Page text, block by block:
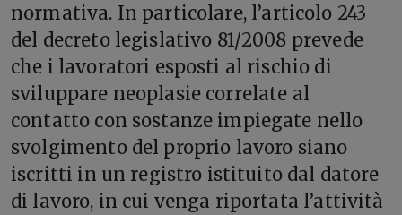
normativa. In particolare, l’articolo 243
del decreto legislativo 81/2008 prevede
che i lavoratori esposti al rischio di
sviluppare neoplasie correlate al
contatto con sostanze impiegate nello
svolgimento del proprio lavoro siano
iscritti in un registro istituito dal datore
di lavoro, in cui venga riportata l’attività